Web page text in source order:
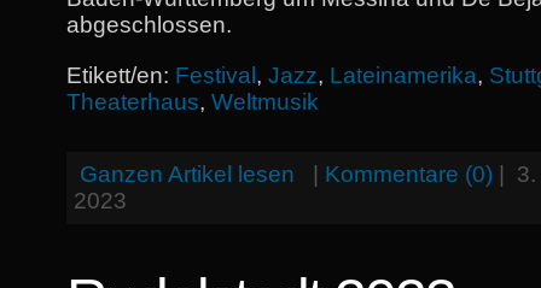
abgeschlossen.
Etikett/en: Festival , Jazz, Lateinamerika,
Theaterhaus, Weltmusik
Ganzen Artikel lesen Kommentare (0)
2023